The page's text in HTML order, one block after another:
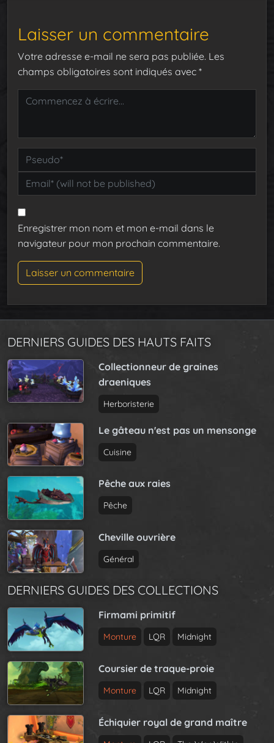
Laisser un commentaire
Votre adresse e-mail ne sera pas publiée. Les
champs obligatoires sont indiqués avec *
Enregistrer mon nom et mon e-mail dans le
navigateur pour mon prochain commentaire.
DERNIERS GUIDES DES HAUTS FAITS
Collectionneur de graines
draeniques
Herboristerie
Le gâteau n'est pas un mensonge
Cuisine
Pêche aux raies
Pêche
Cheville ouvrière
Général
DERNIERS GUIDES DES COLLECTIONS
Firmami primitif
Monture LQR Midnight
Coursier de traque-proie
Monture LQR Midnight
Échiquier royal de grand maître